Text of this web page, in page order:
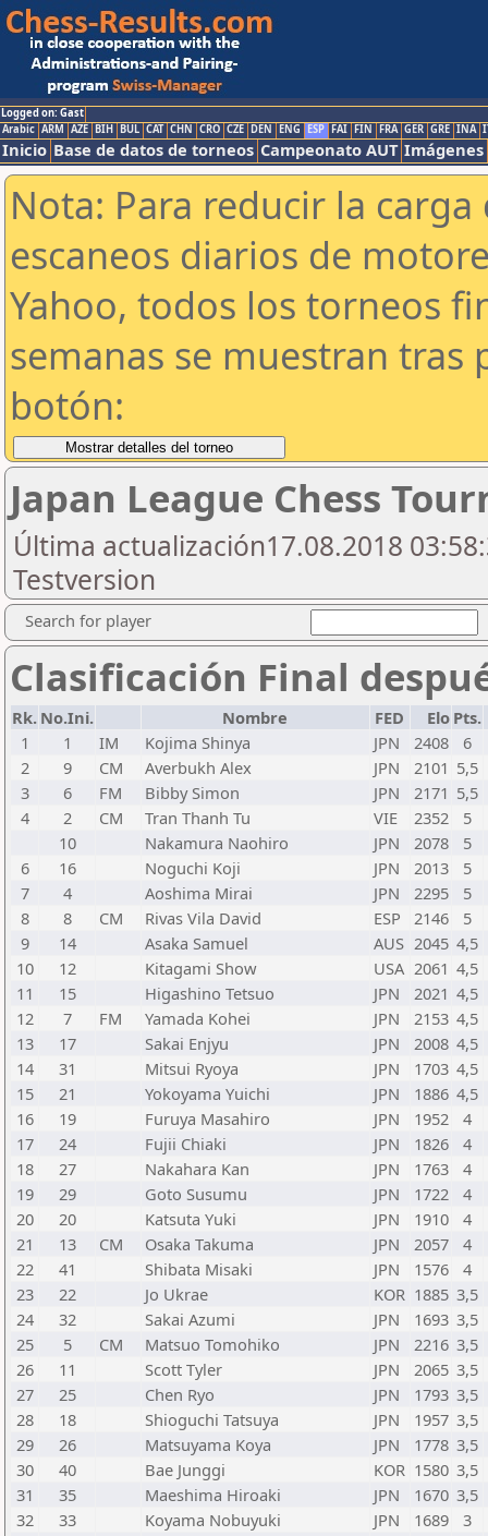
Logged on: Gast
Arabic ARM AZE BIH BUL CAT CHN CRO CZE DEN ENG ESP FAI FIN FRA GER GRE INA
Inicio Base de datos de torneos Campeonato AUT Imágenes
Nota: Para reducir la
escaneos diarios de
Yahoo, todos los torneos
semanas se muestran tras
botón:
Japan League Chess
Última actualización17.08.2018
Testversion
Search for player
Clasificación Final
Rk. No.Ini. Nombre FED Elo Pts.
1
1 IM Kojima Shinya JPN 2408
6
2
9 CM Averbukh Alex JPN 2101 5,5
3
6 FM Bibby Simon JPN 2171 5,5
4
2 CM Tran Thanh Tu VIE 2352
5
10
Nakamura Naohiro JPN 2078
5
6
16 Noguchi Koji JPN 2013
5
7
4 Aoshima Mirai JPN 2295
5
8
8 CM Rivas Vila David ESP 2146
5
9
14 Asaka Samuel AUS 2045 4,5
10
12 Kitagami Show USA 2061 4,5
11
15 Higashino Tetsuo JPN 2021 4,5
12
7 FM Yamada Kohei JPN 2153 4,5
13
17 Sakai Enjyu JPN 2008 4,5
14
31 Mitsui Ryoya JPN 1703 4,5
15
21 Yokoyama Yuichi JPN 1886 4,5
16
19 Furuya Masahiro JPN 1952
4
17
24 Fujii Chiaki JPN 1826
4
18
27 Nakahara Kan JPN 1763
4
19
29 Goto Susumu JPN 1722
4
20
20 Katsuta Yuki JPN 1910
4
21
13 CM Osaka Takuma JPN 2057
4
22
41 Shibata Misaki JPN 1576
4
23
22 Jo Ukrae KOR 1885 3,5
24
32 Sakai Azumi JPN 1693 3,5
25
5 CM Matsuo Tomohiko JPN 2216 3,5
26
11 Scott Tyler JPN 2065 3,5
27
25 Chen Ryo JPN 1793 3,5
28
18 Shioguchi Tatsuya JPN 1957 3,5
29
26 Matsuyama Koya JPN 1778 3,5
30
40 Bae Junggi KOR 1580 3,5
31
35 Maeshima Hiroaki JPN 1670 3,5
32
33 Koyama Nobuyuki JPN 1689
3